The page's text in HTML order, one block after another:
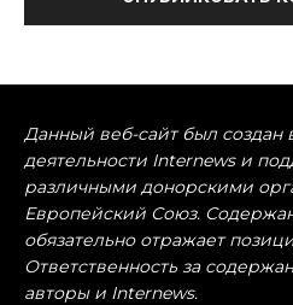
Данный веб-сайт был создан
деятельности Internews и
различными донорскими
Европейский Союз.
обязательно отражает
Ответственность за
авторы и Internews.